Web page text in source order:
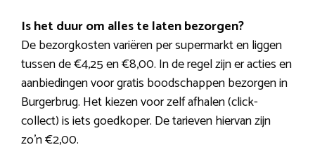
Is het duur om alles te laten bezorgen?
De bezorgkosten variëren per supermarkt en liggen
tussen de €4,25 en €8,00. In de regel zijn er acties en
aanbiedingen voor gratis boodschappen bezorgen in
Burgerbrug. Het kiezen voor zelf afhalen (click-
collect) is iets goedkoper. De tarieven hiervan zijn
zo’n €2,00.